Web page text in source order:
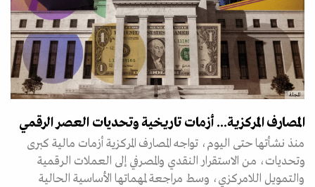
المجلة
المصارف المركزية... أزمات تاريخية وتحديات العصر الرقمي
منذ نشأتها حتى اليوم، تواجه المصارف المركزية أزمات مالية كبرى
وتحديات، من الاستقرار النقدي والمصرفي إلى العملات الرقمية
والتمويل اللامركزي، وسط مراجعة لمهماتها الأساسية الحالية